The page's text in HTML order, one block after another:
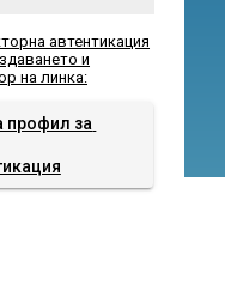
автентикация
и
на линка:
профил за